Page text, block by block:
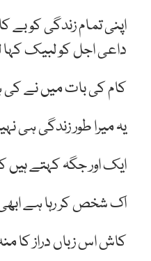
داعی اجل کو لبیک کہا
کام کی بات میں نے کی
یہ میرا طور زندگی ہی
ایک اور جگہ کہتے ہیں
اک شخص کر رہا ہے
کاش اس زباں دراز کا